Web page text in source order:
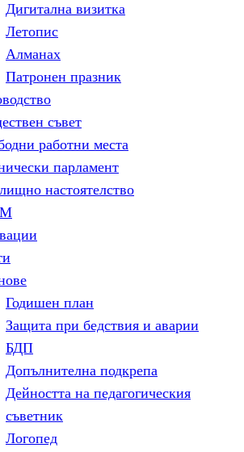
Дигитална визитка
Летопис
Алманах
Патронен празник
съвет
работни места
парламент
настоятелство
Годишен план
Защита при бедствия и аварии
БДП
Допълнителна подкрепа
Дейността на педагогическия
съветник
Логопед